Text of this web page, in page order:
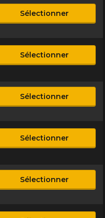
Sélectionner
Sélectionner
Sélectionner
Sélectionner
Sélectionner
VÉHICULE
à votre